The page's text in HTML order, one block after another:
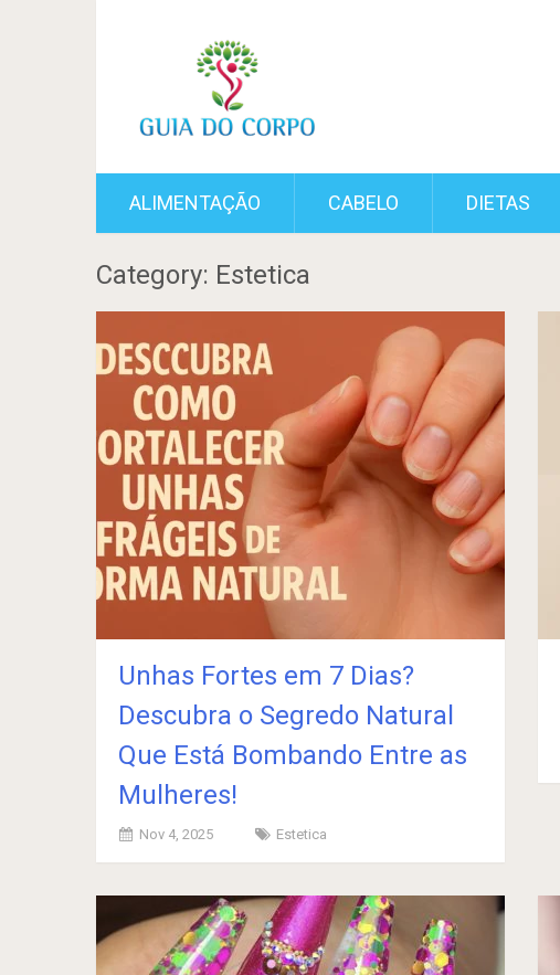
ALIMENTAÇÃO CABELO DIETAS
Category: Estetica
Unhas Fortes em 7 Dias?
Descubra o Segredo Natural
Que Está Bombando Entre as
Mulheres!
Nov 4, 2025 Estetica